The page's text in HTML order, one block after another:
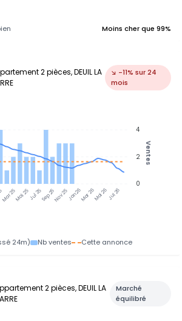
Moins cher que 99%
2 pièces, DEUIL LA
↘ -11% sur 24
mois
Mar 25Mai 25Jul 25Sep 25Nov 25Jan 26Mar 26Mai 26Jul 26
4
2
0
Ventes
24m) Nb ventes Cette annonce
2 pièces, DEUIL LA
Marché
équilibré